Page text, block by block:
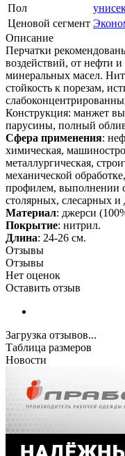
Пол
Ценовой сегмент
Описание
Перчатки
воздействий, от нефти
минеральных масел.
стойкость к порезам,
Конструкция: манжет
парусины, полный
Сфера применения:
химическая,
металлургическая,
механической
профилем, выполнении
столярных, слесарных и
Материал: джерси
Покрытие: нитрил.
Длина: 24-26 см.
Отзывы
Отзывы
Нет оценок
Оставить отзыв
Загрузка отзывов...
Таблица размеров
Новости